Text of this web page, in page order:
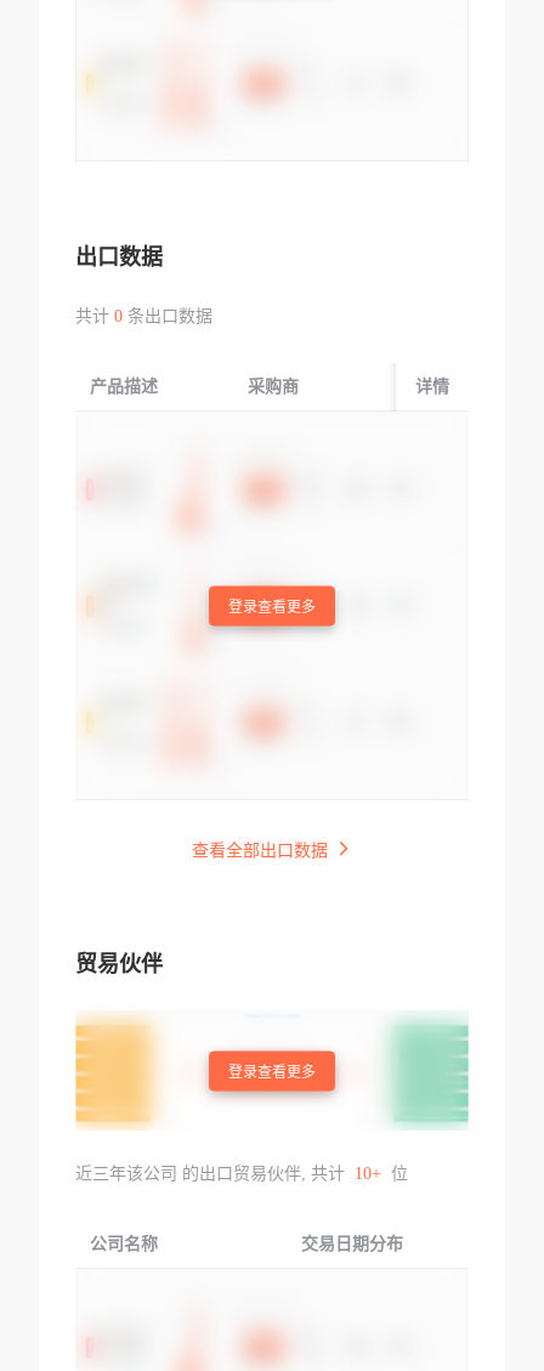
出口数据
共计 0条出口数据
产品描述 采购商 起运国/地区
详情
登录查看更多
查看全部出口数据
贸易伙伴
登录查看更多
近三年该公司 的出口贸易伙伴, 共计 10+ 位
公司名称 交易日期分布